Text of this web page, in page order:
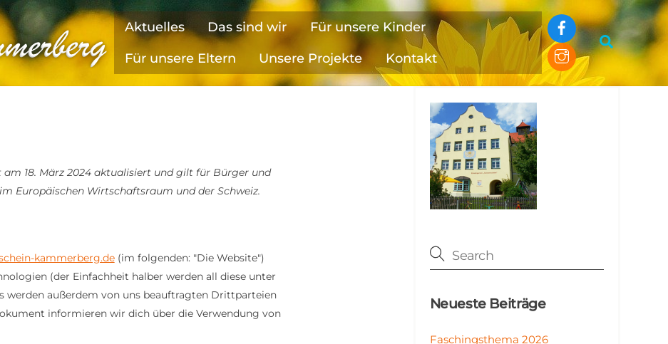
Facebook
InstagramSearch
Aktuelles Das sind wir
Für unsere Kinder
Für unsere Eltern
Unsere Projekte Kontakt
18. März 2024 aktualisiert und gilt für Bürger und
Europäischen Wirtschaftsraum und der Schweiz.
kammerberg.de(im folgenden: "Die Website")
(der Einfachheit halber werden all diese unter
werden außerdem von uns beauftragten Drittparteien
informieren wir dich über die Verwendung von
Neueste Beiträge
Faschingsthema 2026